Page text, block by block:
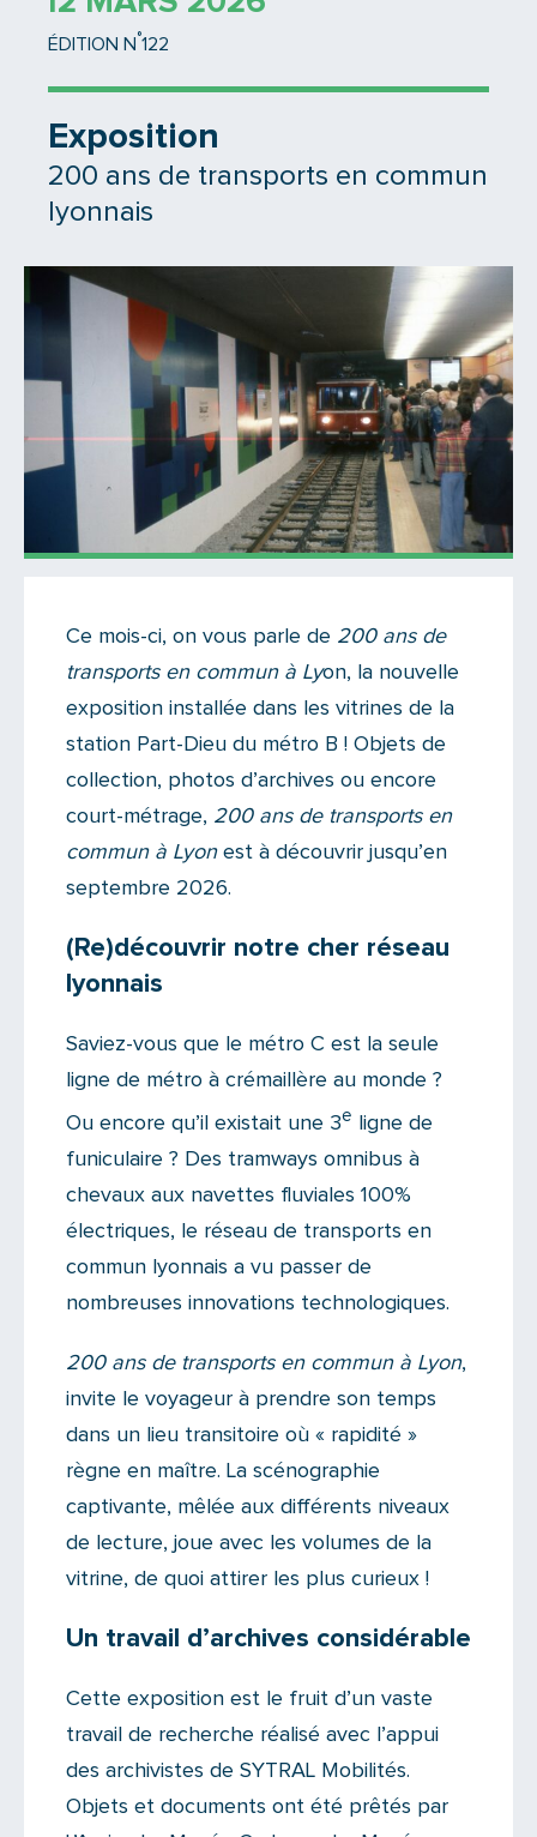
ÉDITION N °122
Exposition
200 ans de transports en commun
lyonnais
Il n'y a aucun commentaire...
Ajoutez le vôtre
Ce mois-ci, on vous parle de 200 ans de
transports en commun à Lyon, la nouvelle
exposition installée dans les vitrines de la
station Part-Dieu du métro B ! Objets de
collection, photos d’archives ou encore
court-métrage, 200 ans de transports en
commun à Lyon est à découvrir jusqu’en
septembre 2026.
(Re)découvrir notre cher réseau
lyonnais
Saviez-vous que le métro C est la seule
ligne de métro à crémaillère au monde ?
Ou encore qu’il existait une 3e
ligne de
funiculaire ? Des tramways omnibus à
chevaux aux navettes fluviales 100%
électriques, le réseau de transports en
commun lyonnais a vu passer de
nombreuses innovations technologiques.
200 ans de transports en commun à Lyon,
invite le voyageur à prendre son temps
dans un lieu transitoire où « rapidité »
règne en maître. La scénographie
captivante, mêlée aux différents niveaux
de lecture, joue avec les volumes de la
vitrine, de quoi attirer les plus curieux !
Un travail d’archives considérable
Cette exposition est le fruit d’un vaste
travail de recherche réalisé avec l’appui
des archivistes de SYTRAL Mobilités.
Objets et documents ont été prêtés par